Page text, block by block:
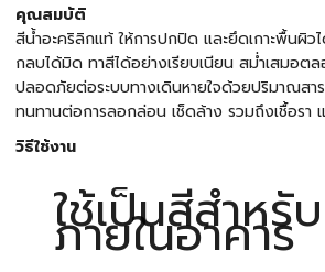
คุณสมบัติ
สีน้ำอะคริลิกแท้ ให้การปกปิด และยึดเกาะพื้นผิว
กลบได้มิด ทาสีได้อย่างเรียบเนียน สม่ำเสมอต
ปลอดภัยต่อระบบทางเดินหายใจด้วยปริมาณสา
ทนทานต่อการลอกล่อน เช็ดล้าง รวมถึงเชื้อรา แ
วิธีใช้งาน
ใช้เป็นสีสำหรั
ภายในอาคาร